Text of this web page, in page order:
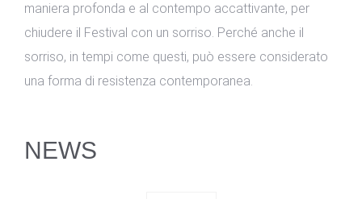
maniera profonda e al contempo accattivante, per
chiudere il Festival con un sorriso. Perché anche il
sorriso, in tempi come questi, può essere considerato
una forma di resistenza contemporanea.
NEWS